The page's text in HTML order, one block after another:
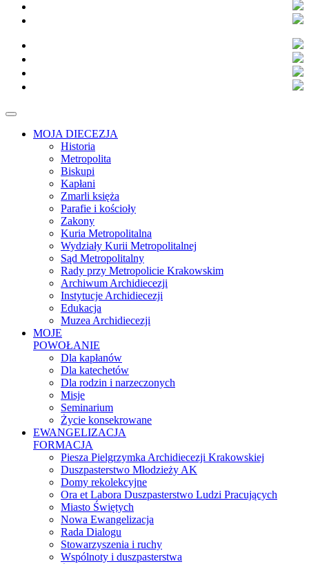
MOJA DIECEZJA
Historia
Metropolita
Biskupi
Kapłani
Zmarli księża
Parafie i kościoły
Zakony
Kuria Metropolitalna
Wydziały Kurii Metropolitalnej
Sąd Metropolitalny
Rady przy Metropolicie Krakowskim
Archiwum Archidiecezji
Instytucje Archidiecezji
Edukacja
Muzea Archidiecezji
MOJE
POWOŁANIE
Dla kapłanów
Dla katechetów
Dla rodzin i narzeczonych
Misje
Seminarium
Życie konsekrowane
EWANGELIZACJA
FORMACJA
Piesza Pielgrzymka Archidiecezji Krakowskiej
Duszpasterstwo Młodzieży AK
Domy rekolekcyjne
Ora et Labora Duszpasterstwo Ludzi Pracujących
Miasto Świętych
Nowa Ewangelizacja
Rada Dialogu
Stowarzyszenia i ruchy
Wspólnoty i duszpasterstwa